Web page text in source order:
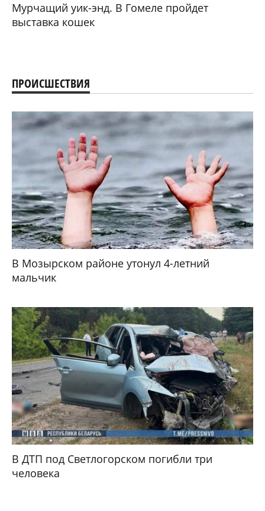
Мурчащий уик-энд. В Гомеле пройдет
выставка кошек
ПРОИСШЕСТВИЯ
В Мозырском районе утонул 4-летний
мальчик
В ДТП под Светлогорском погибли три
человека